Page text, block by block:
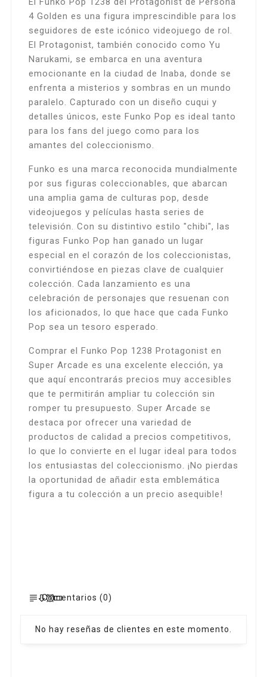
4 Golden es una figura imprescindible para los
seguidores de este icónico videojuego de rol.
El Protagonist, también conocido como Yu
Narukami, se embarca en una aventura
emocionante en la ciudad de Inaba, donde se
enfrenta a misterios y sombras en un mundo
paralelo. Capturado con un diseño cuqui y
detalles únicos, este Funko Pop es ideal tanto
para los fans del juego como para los
amantes del coleccionismo.
Funko es una marca reconocida mundialmente
por sus figuras coleccionables, que abarcan
una amplia gama de culturas pop, desde
videojuegos y películas hasta series de
televisión. Con su distintivo estilo "chibi", las
figuras Funko Pop han ganado un lugar
especial en el corazón de los coleccionistas,
convirtiéndose en piezas clave de cualquier
colección. Cada lanzamiento es una
celebración de personajes que resuenan con
los aficionados, lo que hace que cada Funko
Pop sea un tesoro esperado.
Comprar el Funko Pop 1238 Protagonist en
Super Arcade es una excelente elección, ya
que aquí encontrarás precios muy accesibles
que te permitirán ampliar tu colección sin
romper tu presupuesto. Super Arcade se
destaca por ofrecer una variedad de
productos de calidad a precios competitivos,
lo que lo convierte en el lugar ideal para todos
los entusiastas del coleccionismo. ¡No pierdas
la oportunidad de añadir esta emblemática
figura a tu colección a un precio asequible!
Comentarios (0)
No hay reseñas de clientes en este momento.